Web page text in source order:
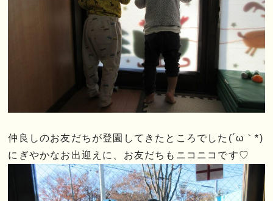
仲良しのお友だちが登園してきたところでした(´ω｀*)
にぎやかなお出迎えに、お友だちもニコニコです♡